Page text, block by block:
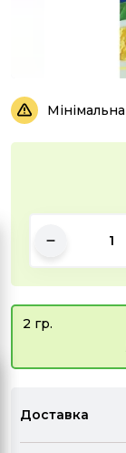
2 гр.
Доставка